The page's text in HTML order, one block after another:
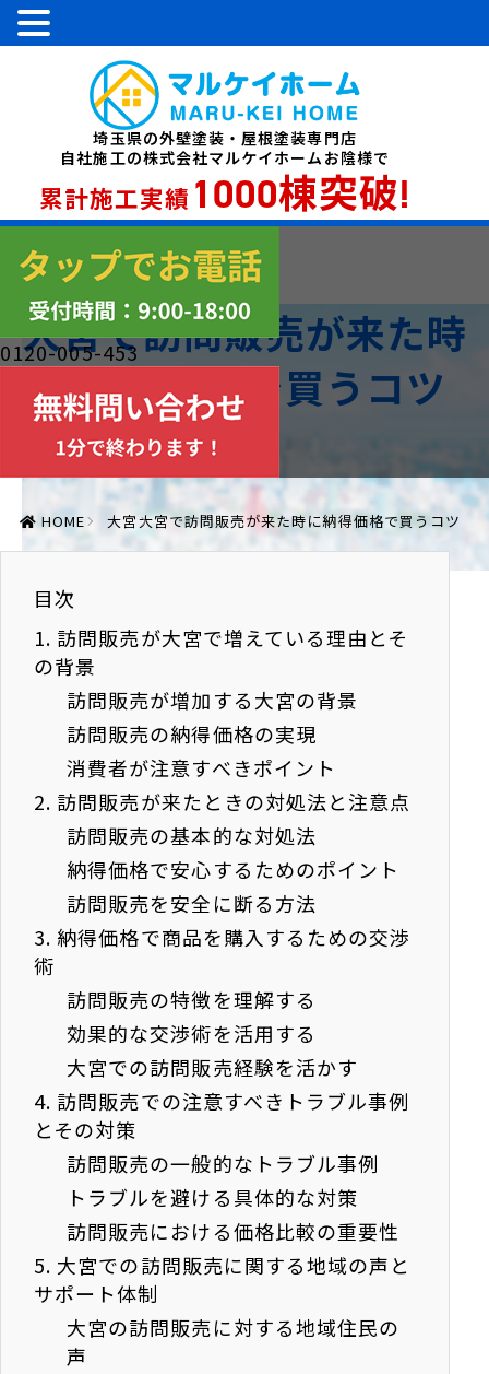
埼玉県の外壁塗装・屋根塗装専門店
自社施工の株式会社マルケイホームお陰様で
累計施工実績 1000棟突破!
0120-005-453
大宮で訪問販売が来た時
に納得価格で買うコツ
HOME 大宮大宮で訪問販売が来た時に納得価格で買うコツ
目次
1. 訪問販売が大宮で増えている理由とそ
の背景
訪問販売が増加する大宮の背景
訪問販売の納得価格の実現
消費者が注意すべきポイント
2. 訪問販売が来たときの対処法と注意点
訪問販売の基本的な対処法
納得価格で安心するためのポイント
訪問販売を安全に断る方法
3. 納得価格で商品を購入するための交渉
術
訪問販売の特徴を理解する
効果的な交渉術を活用する
大宮での訪問販売経験を活かす
4. 訪問販売での注意すべきトラブル事例
とその対策
訪問販売の一般的なトラブル事例
トラブルを避ける具体的な対策
訪問販売における価格比較の重要性
5. 大宮での訪問販売に関する地域の声と
サポート体制
大宮の訪問販売に対する地域住民の
声